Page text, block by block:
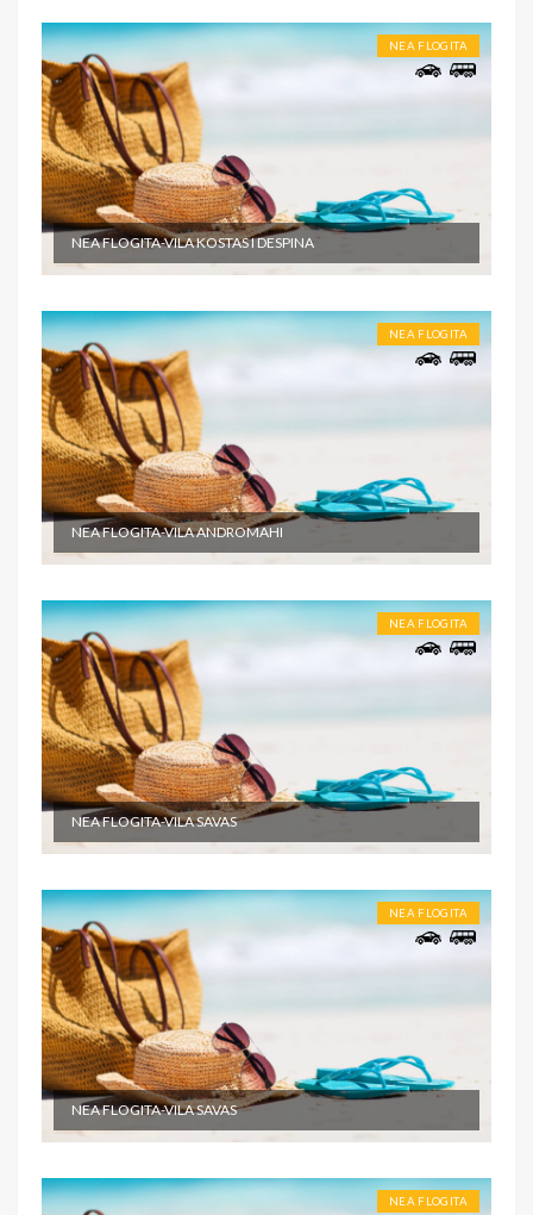
NEA FLOGITA
NEA FLOGITA-VILA KOSTAS I DESPINA
NEA FLOGITA
NEA FLOGITA-VILA ANDROMAHI
NEA FLOGITA
NEA FLOGITA-VILA SAVAS
NEA FLOGITA
NEA FLOGITA-VILA SAVAS
NEA FLOGITA